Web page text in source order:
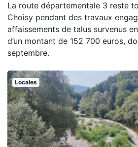
La route départementale 3 reste
Choisy pendant des travaux
affaissements de talus survenus
d’un montant de 152 700 euros,
septembre.
Locales